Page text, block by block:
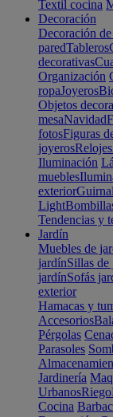
Textil cocina
Decoración
Decoración de
paredTableros
decorativas
Organización
ropaJoyeros
Objetos
mesaNavidad
fotosFiguras
joyerosRelojes
Iluminación
muebles
exterior
Light
Tendencias y
Jardín
Muebles de
jardínSillas de
jardínSofás
exterior
Hamacas y
Accesorios
Pérgolas
Parasoles
Jardinería
UrbanosRiego
Cocina